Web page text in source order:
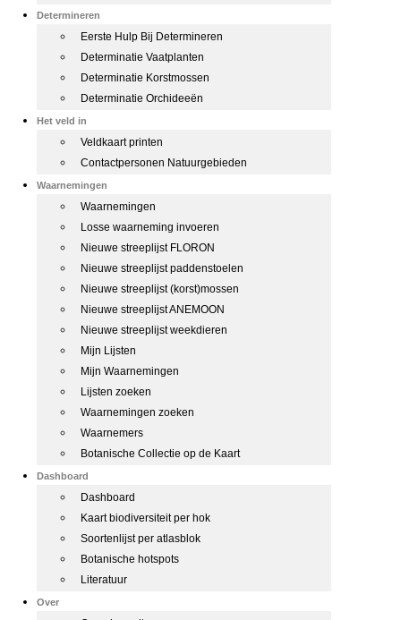
Determineren
Eerste Hulp Bij Determineren
Determinatie Vaatplanten
Determinatie Korstmossen
Determinatie Orchideeën
Het veld in
Veldkaart printen
Contactpersonen Natuurgebieden
Waarnemingen
Waarnemingen
Losse waarneming invoeren
Nieuwe streeplijst FLORON
Nieuwe streeplijst paddenstoelen
Nieuwe streeplijst (korst)mossen
Nieuwe streeplijst ANEMOON
Nieuwe streeplijst weekdieren
Mijn Lijsten
Mijn Waarnemingen
Lijsten zoeken
Waarnemingen zoeken
Waarnemers
Botanische Collectie op de Kaart
Dashboard
Dashboard
Kaart biodiversiteit per hok
Soortenlijst per atlasblok
Botanische hotspots
Literatuur
Over